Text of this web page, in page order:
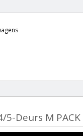
Deurs M PACK